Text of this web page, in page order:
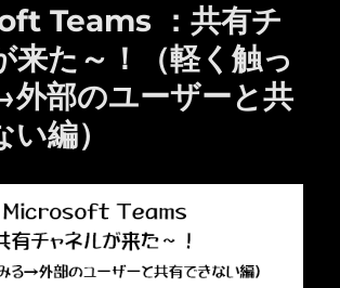
Teams ：共有チ
来た～！（軽く触っ
部のユーザーと共
編）